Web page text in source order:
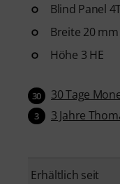
Blind Panel
Breite 20 mm
Höhe 3 HE
30 30 Tage
3 3 Jahre
Erhältlich seit